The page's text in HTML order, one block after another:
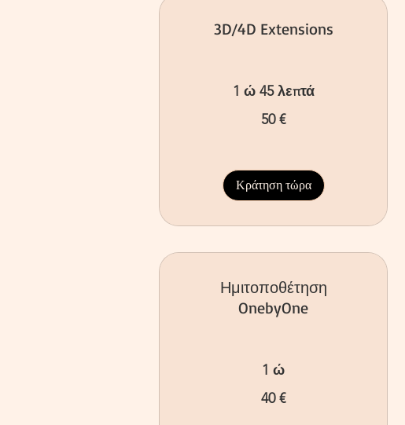
3D/4D Extensions
1 ώ 45 λεπτά
50 €
Κράτηση τώρα
Ημιτοποθέτηση
OnebyOne
1 ώ
40 €